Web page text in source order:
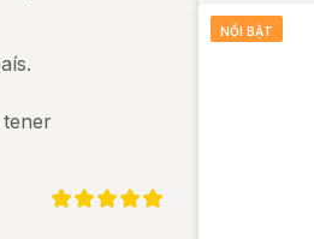
tener
NỔI BẬT